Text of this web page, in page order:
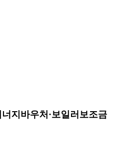
지바우처·보일러보조금